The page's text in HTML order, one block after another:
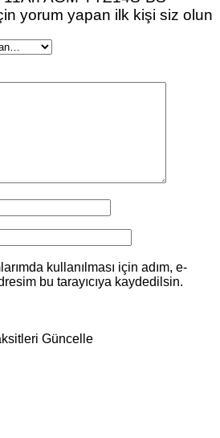
yorum yapan ilk kişi siz olun
kullanılması için adım, e-
bu tarayıcıya kaydedilsin.
Güncelle